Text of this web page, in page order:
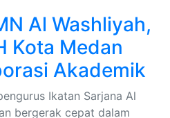
Al Washliyah,
Kota Medan
Akademik
Ikatan Sarjana Al
bergerak cepat dalam